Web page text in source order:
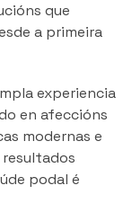
que
a primeira
experiencia
en afeccións
modernas e
podal é